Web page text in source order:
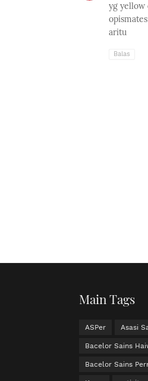
yg yellow
aritu
Balas
Main Tags
ASPer Asasi
Bacelor Sains
Bacelor Sains